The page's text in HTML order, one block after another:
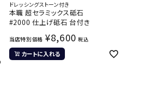
ドレッシングストーン付き
本職 超セラミックス砥石
#2000 仕上げ砥石 台付き
当店特別価格 ¥8,600 税込
カートに入れる